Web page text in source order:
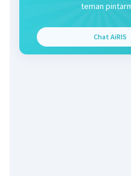
teman
Chat AiRIS